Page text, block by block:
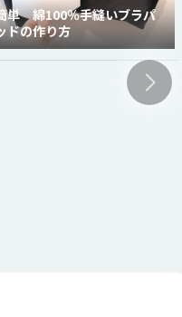
単 綿100％手縫いブラパ
ドの作り方